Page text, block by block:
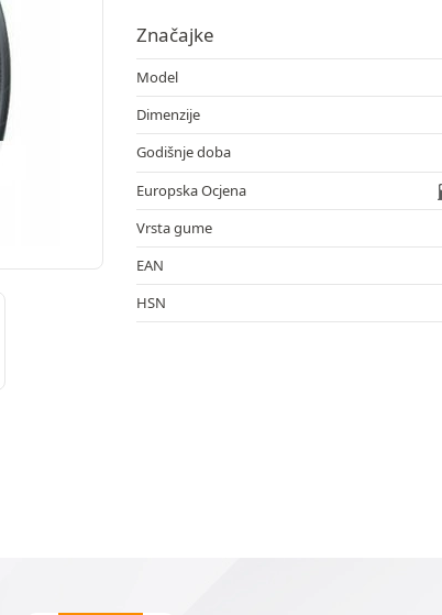
Značajke
Model
Dimenzije
Godišnje doba
Europska Ocjena
Vrsta gume
EAN
HSN